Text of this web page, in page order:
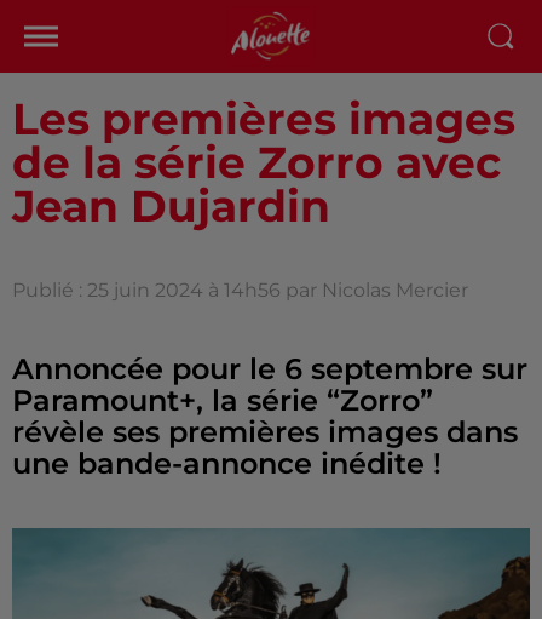
Les premières images
de la série Zorro avec
Jean Dujardin
Publié : 25 juin 2024 à 14h56 par Nicolas Mercier
Annoncée pour le 6 septembre sur
Paramount+, la série “Zorro”
révèle ses premières images dans
une bande-annonce inédite !